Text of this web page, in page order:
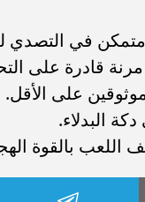
في التصدي
قادرة على
على الأقل.
البدلاء.
اللعب بالقوة